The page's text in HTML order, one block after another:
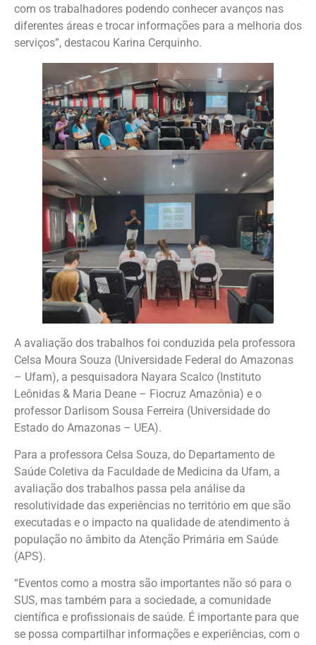
com os trabalhadores podendo conhecer avanços nas
diferentes áreas e trocar informações para a melhoria dos
serviços”, destacou Karina Cerquinho.
A avaliação dos trabalhos foi conduzida pela professora
Celsa Moura Souza (Universidade Federal do Amazonas
– Ufam), a pesquisadora Nayara Scalco (Instituto
Leônidas & Maria Deane – Fiocruz Amazônia) e o
professor Darlisom Sousa Ferreira (Universidade do
Estado do Amazonas – UEA).
Para a professora Celsa Souza, do Departamento de
Saúde Coletiva da Faculdade de Medicina da Ufam, a
avaliação dos trabalhos passa pela análise da
resolutividade das experiências no território em que são
executadas e o impacto na qualidade de atendimento à
população no âmbito da Atenção Primária em Saúde
(APS).
“Eventos como a mostra são importantes não só para o
SUS, mas também para a sociedade, a comunidade
científica e profissionais de saúde. É importante para que
se possa compartilhar informações e experiências, com o